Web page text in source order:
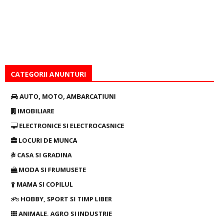
CATEGORII ANUNTURI
AUTO, MOTO, AMBARCATIUNI
IMOBILIARE
ELECTRONICE SI ELECTROCASNICE
LOCURI DE MUNCA
CASA SI GRADINA
MODA SI FRUMUSETE
MAMA SI COPILUL
HOBBY, SPORT SI TIMP LIBER
ANIMALE, AGRO SI INDUSTRIE